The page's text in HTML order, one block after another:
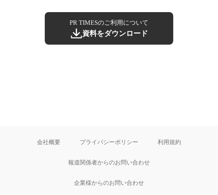
PR TIMESのご利用について
資料をダウンロード
会社概要 プライバシーポリシー 利用規約
報道関係者からのお問い合わせ
企業様からのお問い合わせ